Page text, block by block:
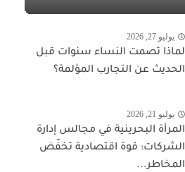
يوليو 27, 2026
لماذا تصمت النساء سنوات قبل
الحديث عن التجارب المؤلمة؟
يوليو 21, 2026
المرأة البحرينية في مجالس إدارة
الشركات: قوة اقتصادية تخفّض
المخاطر...